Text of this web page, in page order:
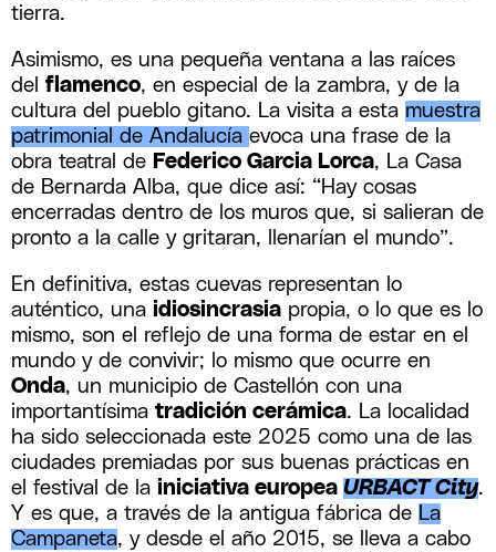
tierra.
Asimismo, es una pequeña ventana a las raíces
del flamenco, en especial de la zambra, y de la
cultura del pueblo gitano. La visita a esta muestra
patrimonial de Andalucía evoca una frase de la
obra teatral de Federico Garcia Lorca, La Casa
de Bernarda Alba, que dice así: “Hay cosas
encerradas dentro de los muros que, si salieran de
pronto a la calle y gritaran, llenarían el mundo”.
En definitiva, estas cuevas representan lo
auténtico, una idiosincrasiapropia, o lo que es lo
mismo, son el reflejo de una forma de estar en el
mundo y de convivir; lo mismo que ocurre en
Onda, un municipio de Castellón con una
importantísima tradición cerámica. La localidad
ha sido seleccionada este 2025 como una de las
ciudades premiadas por sus buenas prácticas en
el festival de la iniciativa europea URBACT City.
Y es que, a través de la antigua fábrica de La
Campaneta, y desde el año 2015, se lleva a cabo